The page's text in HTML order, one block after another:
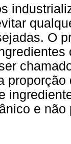
O
e